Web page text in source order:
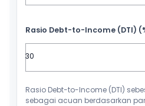
Rasio Debt-to-Income (DTI)
Rasio Debt-to-Income (DTI)
sebagai acuan berdasarkan